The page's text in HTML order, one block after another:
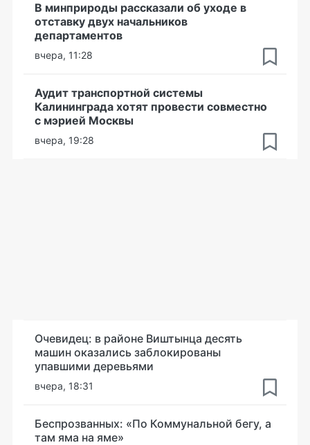
В минприроды рассказали об уходе в
отставку двух начальников
департаментов
вчера, 11:28
Аудит транспортной системы
Калининграда хотят провести совместно
с мэрией Москвы
вчера, 19:28
Очевидец: в районе Виштынца десять
машин оказались заблокированы
упавшими деревьями
вчера, 18:31
Беспрозванных: «По Коммунальной бегу, а
там яма на яме»